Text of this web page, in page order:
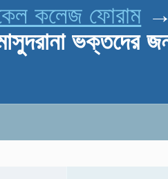
কলেজ ফোরাম
ভক্তদের